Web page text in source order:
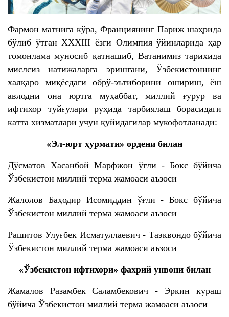
Фармон матнига кўра, Франциянинг Париж шаҳрида
бўлиб ўтган XXXIII ёзги Олимпия ўйинларида ҳар
томонлама муносиб қатнашиб, Ватанимиз тарихида
мислсиз натижаларга эришгани, Ўзбекистоннинг
халқаро миқёсдаги обрў-эътиборини ошириш, ёш
авлодни она юртга муҳаббат, миллий ғурур ва
ифтихор туйғулари руҳида тарбиялаш борасидаги
катта хизматлари учун қуйидагилар мукофотланади:
«Эл-юрт ҳурмати» ордени билан
Дўсматов Хасанбой Марфжон ўғли - Бокс бўйича
Ўзбекистон миллий терма жамоаси аъзоси
Жалолов Баҳодир Исомиддин ўғли - Бокс бўйича
Ўзбекистон миллий терма жамоаси аъзоси
Рашитов Улуғбек Исматуллаевич - Таэквондо бўйича
Ўзбекистон миллий терма жамоаси аъзоси
«Ўзбекистон ифтихори» фахрий унвони билан
Жамалов Разамбек Саламбекович - Эркин кураш
бўйича Ўзбекистон миллий терма жамоаси аъзоси